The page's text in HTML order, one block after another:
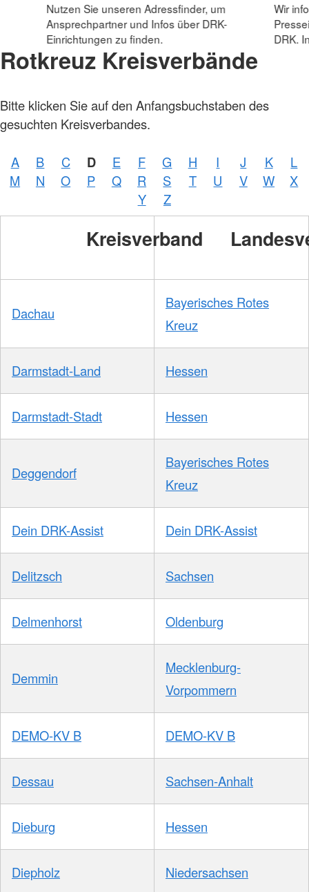
Nutzen Sie unseren Adressfinder, um
Ansprechpartner und Infos über DRK-
Einrichtungen zu finden.
Wir
DRK.
Rotkreuz Kreisverbände
Bitte klicken Sie auf den Anfangsbuchstaben des
gesuchten Kreisverbandes.
A B C D E F G H I J K
L
M
N O P Q R S T U V W
X
Y
Z
Kreisverband
Dachau
Bayerisches Rotes
Kreuz
Darmstadt-Land Hessen
Darmstadt-Stadt Hessen
Deggendorf
Bayerisches Rotes
Kreuz
Dein DRK-Assist Dein DRK-Assist
Delitzsch Sachsen
Delmenhorst Oldenburg
Demmin
Mecklenburg-
Vorpommern
DEMO-KV B DEMO-KV B
Dessau Sachsen-Anhalt
Dieburg Hessen
Diepholz Niedersachsen